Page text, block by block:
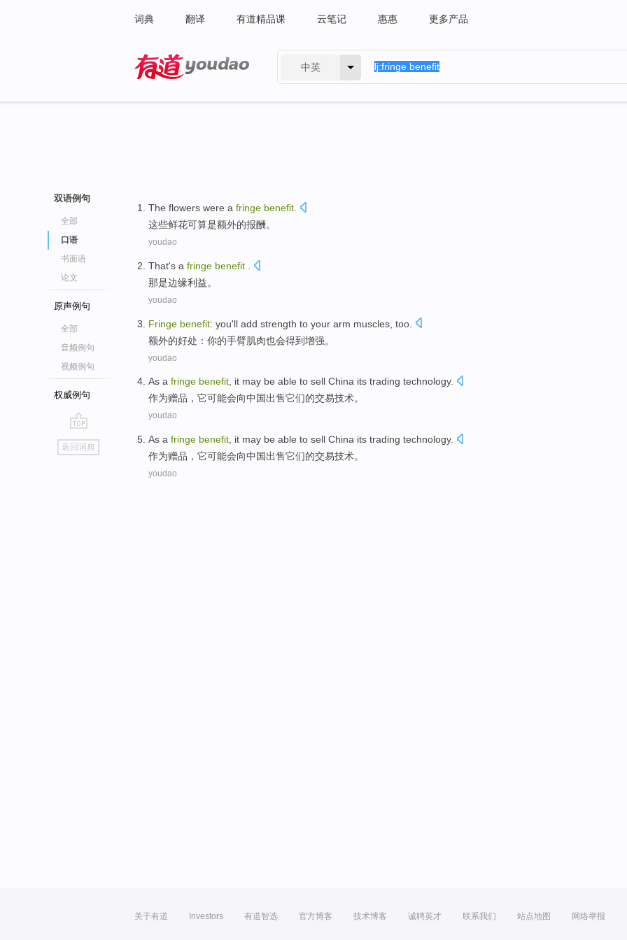
词典 翻译 有道精品课 云笔记 惠惠 更多产品
中英
双语例句
全部
口语
书面语
论文
原声例句
全部
音频例句
视频例句
权威例句
go
top
返回词典
The flowers were a fringe benefit
这些鲜花可算是额外的报酬。
youdao
That's a fringe benefit
那是边缘利益。
youdao
Fringe benefit: you'll add strength to your arm muscles too
额外的好处 ： 你的手臂肌肉也会得到增强。
youdao
As a fringe benefit, it may be able to sell China its trading technology.
作为赠品 ， 它可能会向中国出售它们的交易技术。
youdao
As a fringe benefit it may be able to sell China its trading technology.
作为赠品 ， 它可能会向中国出售它们的交易技术。
youdao
关于有道 Investors 有道智选 官方博客 技术博客 诚聘英才 联系我们 站点地图 网络举报